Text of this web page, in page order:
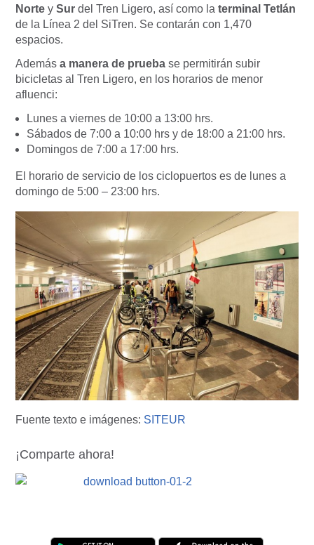
Norte y Sur del Tren Ligero, así como la terminal Tetlán
de la Línea 2 del SiTren. Se contarán con 1,470
espacios.
Además a manera de prueba se permitirán subir
bicicletas al Tren Ligero, en los horarios de menor
afluenci:
Lunes a viernes de 10:00 a 13:00 hrs.
Sábados de 7:00 a 10:00 hrs y de 18:00 a 21:00 hrs.
Domingos de 7:00 a 17:00 hrs.
El horario de servicio de los ciclopuertos es de lunes a
domingo de 5:00 – 23:00 hrs.
Fuente texto e imágenes: SITEUR
¡Comparte ahora!